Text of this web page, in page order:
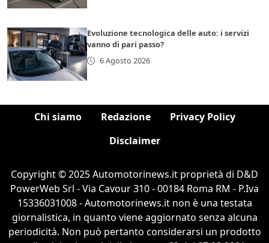
Evoluzione tecnologica delle auto: i servizi
vanno di pari passo?
6 Agosto 2026
Chi siamo Redazione
Privacy Policy
Disclaimer
Copyright © 2025 Automotorinews.it proprietà di D&D
PowerWeb Srl - Via Cavour 310 - 00184 Roma RM - P.Iva
15336031008 - Automotorinews.it non è una testata
giornalistica, in quanto viene aggiornato senza alcuna
periodicità. Non può pertanto considerarsi un prodotto